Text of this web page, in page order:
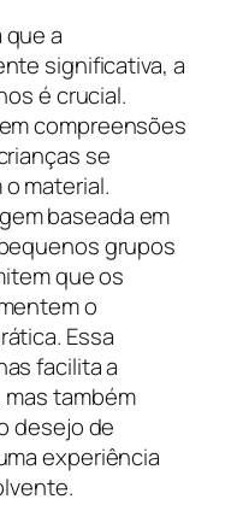
que a
significativa, a
é crucial.
compreensões
se
material.
baseada em
grupos
que os
o
Essa
facilita a
também
desejo de
experiência